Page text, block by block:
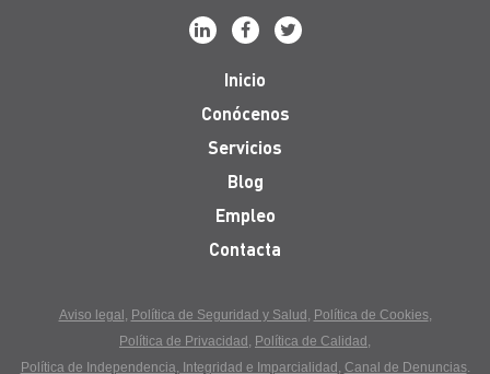
Inicio
Conócenos
Servicios
Blog
Empleo
Contacta
Aviso legal Política de Seguridad y Salud
Política de Cookies
Política de Privacidad
Política de Calidad
Política de Independencia, Integridad e Imparcialidad Canal de Denuncias.